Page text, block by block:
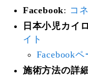
Facebook: コ
日本小児カイ
イト
Facebookペ
施術方法の詳